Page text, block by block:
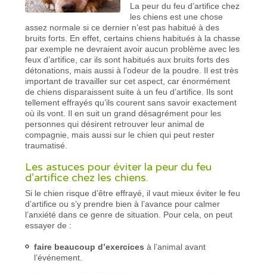
La peur du feu d’artifice chez
les chiens est une chose
assez normale si ce dernier n’est pas habitué à des
bruits forts. En effet, certains chiens habitués à la chasse
par exemple ne devraient avoir aucun problème avec les
feux d’artifice, car ils sont habitués aux bruits forts des
détonations, mais aussi à l’odeur de la poudre. Il est très
important de travailler sur cet aspect, car énormément
de chiens disparaissent suite à un feu d’artifice. Ils sont
tellement effrayés qu’ils courent sans savoir exactement
où ils vont. Il en suit un grand désagrément pour les
personnes qui désirent retrouver leur animal de
compagnie, mais aussi sur le chien qui peut rester
traumatisé.
Les astuces pour éviter la peur du feu
d’artifice chez les chiens.
Si le chien risque d’être effrayé, il vaut mieux éviter le feu
d’artifice ou s’y prendre bien à l’avance pour calmer
l’anxiété dans ce genre de situation. Pour cela, on peut
essayer de :
faire beaucoup d’exercices à l’animal avant
l’événement.